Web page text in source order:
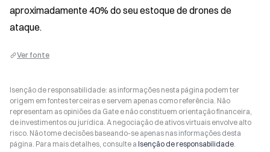
aproximadamente 40% do seu estoque de drones de
ataque.
Ver fonte
Isenção de responsabilidade: as informações nesta página podem ter
origem em fontes terceiras e servem apenas como referência. Não
representam as opiniões da Gate e não constituem orientação financeira,
de investimentos ou jurídica. A negociação de ativos virtuais envolve alto
risco. Não tome decisões baseando-se apenas nas informações desta
página. Para mais detalhes, consulte a Isenção de responsabilidade.